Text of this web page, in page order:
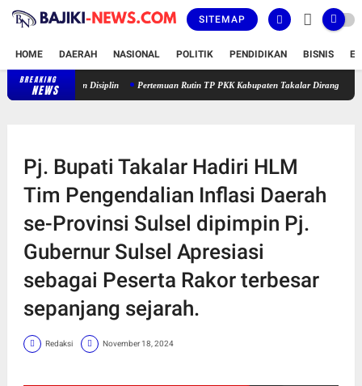
SITEMAP
HOME DAERAH NASIONAL POLITIK PENDIDIKAN BISNIS
BREAKING
NEWS
Kian Disiplin Pertemuan Rutin TP PKK Kabupaten Takalar Dirangkaikan
Pj. Bupati Takalar Hadiri HLM
Tim Pengendalian Inflasi Daerah
se-Provinsi Sulsel dipimpin Pj.
Gubernur Sulsel Apresiasi
sebagai Peserta Rakor terbesar
sepanjang sejarah.
Redaksi November 18, 2024